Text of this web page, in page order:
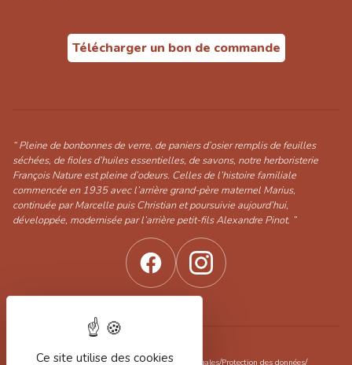
Télécharger un bon de commande
“ Pleine de bonbonnes de verre, de paniers d’osier remplis de feuilles
séchées, de fioles d’huiles essentielles, de savons, notre herboristerie
François Nature est pleine d’odeurs. Celles de l’histoire familiale
commencée en 1935 avec l’arrière grand-père maternel Marius,
continuée par Marcelle puis Christian et poursuivie aujourd’hui,
développée, modernisée par l’arrière petit-fils Alexandre Pinot. ”
Conditions générales de vente/Mentions légales/Protection des données/
Ce site utilise des cookies